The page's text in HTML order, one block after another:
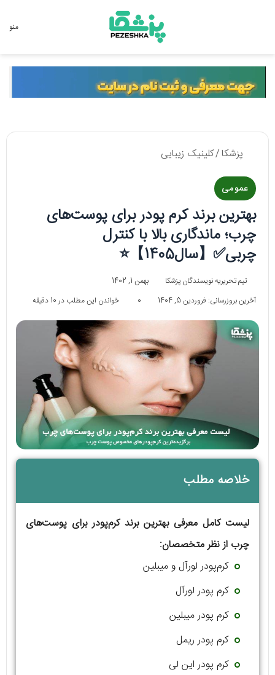
منو
پزشکا/کلینیک زیبایی
عمومی
بهترین برند کرم‌ پودر برای پوست‌های
چرب؛ ماندگاری بالا با کنترل
چربی✅【سال1405】⭐
تیم تحریریه نویسندگان پزشکا
بهمن 1, 1402
آخرین بروزرسانی: فروردین 5, 1404
0 خواندن این مطلب در 10 دقیقه
خلاصه مطلب
لیست کامل معرفی بهترین برند کرم‌پودر برای پوست‌های
چرب از نظر متخصصان:
کرم‌پودر لورآل و میبلین
کرم پودر لورآل
کرم پودر میبلین
کرم پودر ریمل
کرم پودر این لی